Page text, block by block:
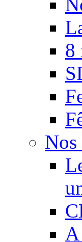
8
Nos